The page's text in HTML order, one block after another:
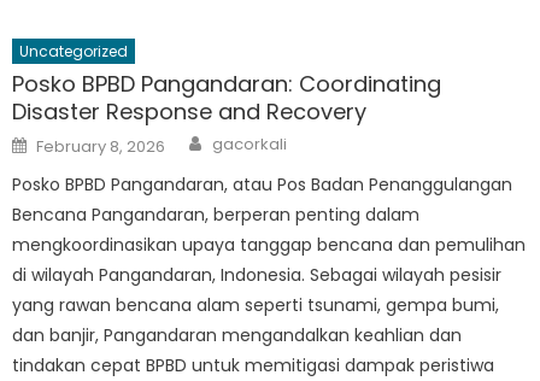
Uncategorized
Posko BPBD Pangandaran: Coordinating
Disaster Response and Recovery
Posted
on
February 8, 2026 Author
gacorkali
Posko BPBD Pangandaran, atau Pos Badan Penanggulangan
Bencana Pangandaran, berperan penting dalam
mengkoordinasikan upaya tanggap bencana dan pemulihan
di wilayah Pangandaran, Indonesia. Sebagai wilayah pesisir
yang rawan bencana alam seperti tsunami, gempa bumi,
dan banjir, Pangandaran mengandalkan keahlian dan
tindakan cepat BPBD untuk memitigasi dampak peristiwa